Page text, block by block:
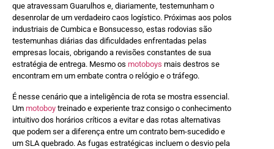
que atravessam Guarulhos e, diariamente, testemunham o
desenrolar de um verdadeiro caos logístico. Próximas aos polos
industriais de Cumbica e Bonsucesso, estas rodovias são
testemunhas diárias das dificuldades enfrentadas pelas
empresas locais, obrigando a revisões constantes de sua
estratégia de entrega. Mesmo os motoboys mais destros se
encontram em um embate contra o relógio e o tráfego.
É nesse cenário que a inteligência de rota se mostra essencial.
Um motoboy treinado e experiente traz consigo o conhecimento
intuitivo dos horários críticos a evitar e das rotas alternativas
que podem ser a diferença entre um contrato bem-sucedido e
um SLA quebrado. As fugas estratégicas incluem o desvio pela